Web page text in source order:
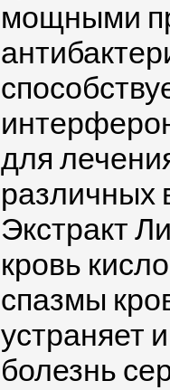
мощными
для
различных
Экстракт
кровь
спазмы
устраняет
болезнь